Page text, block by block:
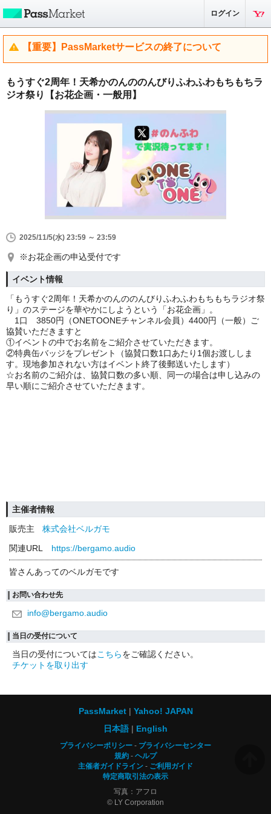
ログイン
【重要】PassMarketサービスの終了について
もうすぐ2周年！天希かのんののんびりふわふわもちもちラ
ジオ祭り【お花企画・一般用】
2025/11/5(水) 23:59 ～ 23:59
※お花企画の申込受付です
イベント情報
「もうすぐ2周年！天希かのんののんびりふわふわもちもちラジオ祭
り」のステージを華やかにしようという「お花企画」。
1口 3850円（ONETOONEチャンネル会員）4400円（一般）ご
協賛いただきますと
①イベントの中でお名前をご紹介させていただきます。
②特典缶バッジをプレゼント（協賛口数1口あたり1個お渡ししま
す。現地参加されない方はイベント終了後郵送いたします）
☆お名前のご紹介は、協賛口数の多い順、同一の場合は申し込みの
早い順にご紹介させていただきます。
主催者情報
販売主
株式会社ベルガモ
関連URL
https://bergamo.audio
皆さんあってのベルガモです
お問い合わせ先
info@bergamo.audio
当日の受付について
当日の受付についてはこちらをご確認ください。
チケットを取り出す
PassMarket
Yahoo! JAPAN
日本語
English
プライバシーポリシー
プライバシーセンター
規約
ヘルプ
主催者ガイドライン
ご利用ガイド
特定商取引法の表示
写真：アフロ
© LY Corporation